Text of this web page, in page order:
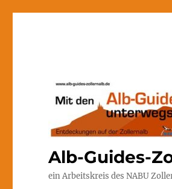
Alb-Guides-
ein Arbeitskreis des NABU